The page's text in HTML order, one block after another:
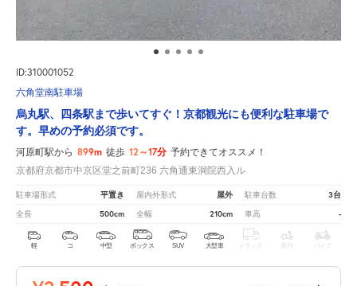
ID:310001052
六角堂南駐車場
烏丸駅、四条駅まで歩いてすぐ！京都観光にも便利な駐車場で
す。早めの予約必須です。
河原町駅から 899m 徒歩 12～17分 予約できてオススメ！
京都府京都市中京区堂之前町236 六角通東洞院西入ル
駐車場形式 平置き 屋内外形式 屋外 駐車台数 3台
全長 500cm 全幅 210cm 車高 -
軽 コ 中型 ボックス SUV 大型車 トラック 原付 バイク